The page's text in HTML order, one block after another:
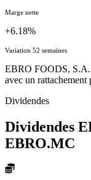
Marge nette
+6.18%
Variation 52 semaines
EBRO FOODS, S.A.
avec un rattachement
Dividendes
Dividendes
EBRO.MC